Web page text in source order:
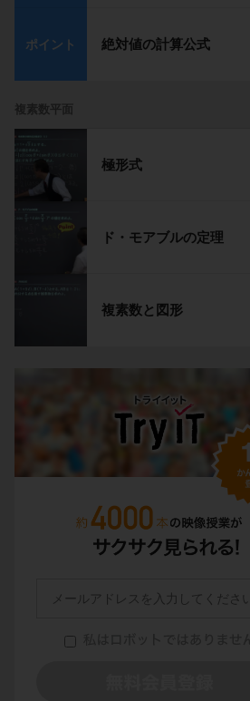
ポイント 絶対値の計算公式
複素数平面
極形式
ド・モアブルの定理
複素数と図形